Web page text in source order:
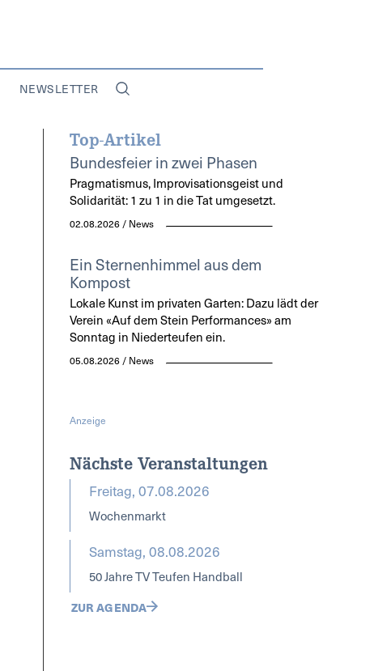
NEWSLETTER
Top-Artikel
Bundesfeier in zwei Phasen
Pragmatismus, Improvisationsgeist und
Solidarität: 1 zu 1 in die Tat umgesetzt.
02.08.2026 / News
Ein Sternenhimmel aus dem
Kompost
Lokale Kunst im privaten Garten: Dazu lädt der
Verein «Auf dem Stein Performances» am
Sonntag in Niederteufen ein.
05.08.2026 / News
Anzeige
Nächste Veranstaltungen
Freitag, 07.08.2026
Wochenmarkt
Samstag, 08.08.2026
50 Jahre TV Teufen Handball
ZUR AGENDA